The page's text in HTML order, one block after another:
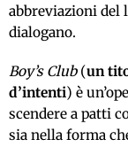
abbreviazioni del
dialogano.
Boy’s Club(un
d’intenti) è
scendere a patti
sia nella forma